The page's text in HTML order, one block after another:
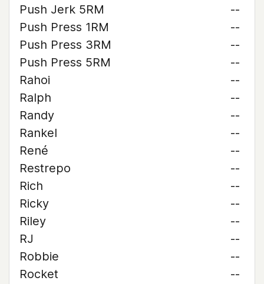
Push Jerk 5RM
--
Push Press 1RM
--
Push Press 3RM
--
Push Press 5RM
--
Rahoi
--
Ralph
--
Randy
--
Rankel
--
René
--
Restrepo
--
Rich
--
Ricky
--
Riley
--
RJ
--
Robbie
--
Rocket
--